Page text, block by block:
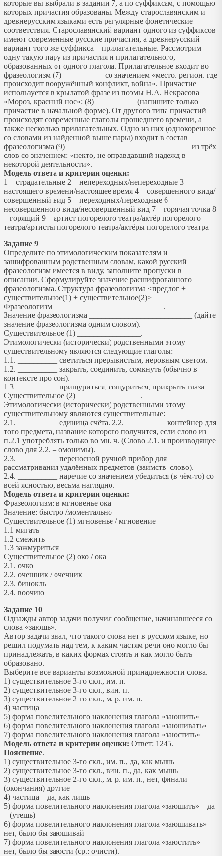
которые вы выбрали в задании 7, а по суффиксам, с помощью
которых причастия образованы. Между старославянским и
древнерусским языками есть регулярные фонетические
соответствия. Старославянский вариант одного из суффиксов
имеют современные русские причастия, а древнерусский
вариант того же суффикса – прилагательные. Рассмотрим
одну такую пару из причастия и прилагательного,
образованных от одного глагола. Прилагательное входит во
фразеологизм (7) __________ со значением «место, регион, где
происходит вооружённый конфликт, война». Причастие
используется в крылатой фразе из поэмы Н.А. Некрасова
«Мороз, красный нос»: (8) __________ (напишите только
причастие в начальной форме). От другого типа причастий
происходят современные глаголы прошедшего времени, а
также несколько прилагательных. Одно из них (однокоренное
со словами из найденной выше пары) входит в состав
фразеологизма (9) __________ __________ __________ из трёх
слов со значением: «некто, не оправдавший надежд в
некоторой деятельности».
Модель ответа и критерии оценки:
1 – страдательные 2 – непереходных/непереходные 3 –
настоящего времени/настоящее время 4 – совершенного вида/
совершенный вид 5 – переходных/переходные 6 –
несовершенного вида/несовершенный вид 7 – горячая точка 8
– горящий 9 – артист погорелого театра/актёр погорелого
театра/артисты погорелого театра/актёры погорелого театра
Задание 9
Определите по этимологическим показателям и
зашифрованным родственным словам, какой русский
фразеологизм имеется в виду, заполните пропуски в
описании. Сформулируйте значение расшифрованного
фразеологизма. Структура фразеологизма <предлог +
существительное(1) + существительное(2)>
Фразеологизм ___________________________ .
Значение фразеологизма __________________________ (дайте
значение фразеологизма одним словом).
Существительное (1) ________________.
Этимологически (исторически) родственными этому
существительному являются следующие глаголы:
1.1. __________ светиться прерывистым, неровным светом.
1.2. __________ закрыть, соединить, сомкнуть (обычно в
контексте про сон).
1.3. __________ прищуриться, сощуриться, прикрыть глаза.
Существительное (2) ________________.
Этимологически (исторически) родственными этому
существительному являются существительные:
2.1. __________ единица счёта. 2.2. __________ контейнер для
того предмета, название которого получится, если слово из
п.2.1 употреблять только во мн. ч. (Слово 2.1. и производящее
слово для 2.2. – омонимы).
2.3. __________ переносной ручной прибор для
рассматривания удалённых предметов (заимств. слово).
2.4. __________ наречие со значением убедиться (в чём-то) со
всей ясностью, весьма наглядно.
Модель ответа и критерии оценки:
Фразеологизм: в мгновенье ока
Значение: быстро /моментально
Существительное (1) мгновенье / мгновение
1.1 мигать
1.2 смежить
1.3 зажмуриться
Существительное (2) око / ока
2.1. очко
2.2. очешник / очечник
2.3. бинокль
2.4. воочию
Задание 10
Однажды автор задачи получил сообщение, начинавшееся со
слова «заюшь».
Автор задачи знал, что такого слова нет в русском языке, но
решил подумать над тем, к каким частям речи оно могло бы
принадлежать, в каких формах стоять и как могло быть
образовано.
Выберите все варианты возможной принадлежности слова.
1) существительное 3-го скл., им. п.
2) существительное 3-го скл., вин. п.
3) существительное 2-го скл., м. р. им. п.
4) частица
5) форма повелительного наклонения глагола «заюшить»
6) форма повелительного наклонения глагола «заюшивать»
7) форма повелительного наклонения глагола «заюстить»
Модель ответа и критерии оценки: Ответ: 1245.
Пояснение.
1) существительное 3-го скл., им. п., да, как мышь
2) существительное 3-го скл., вин. п., да, как мышь
3) существительное 2-го скл., м. р. им. п., нет, финали
(окончания) другие
4) частица – да, как лишь
5) форма повелительного наклонения глагола «заюшить» – да
– (утешь)
6) форма повелительного наклонения глагола «заюшивать» –
нет, было бы заюшивай
7) форма повелительного наклонения глагола «заюстить» –
нет, было бы заюсти (ср.: очисти).